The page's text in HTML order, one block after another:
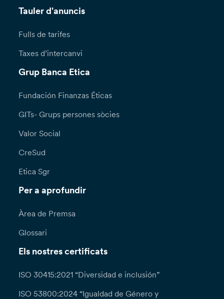
Tauler d'anuncis
Fulls de tarifes
Taxes d’intercanvi
Grup Banca Etica
Fundación Finanzas Éticas
GITs- Grups persones sòcies
Valor Social
CreSud
Etica Sgr
Per a aprofundir
Àrea de Premsa
Glossari
Els nostres certificats
ISO 30415:2021 “Diversidad e inclusión”
ISO 53800:2024 “Igualdad de Género y